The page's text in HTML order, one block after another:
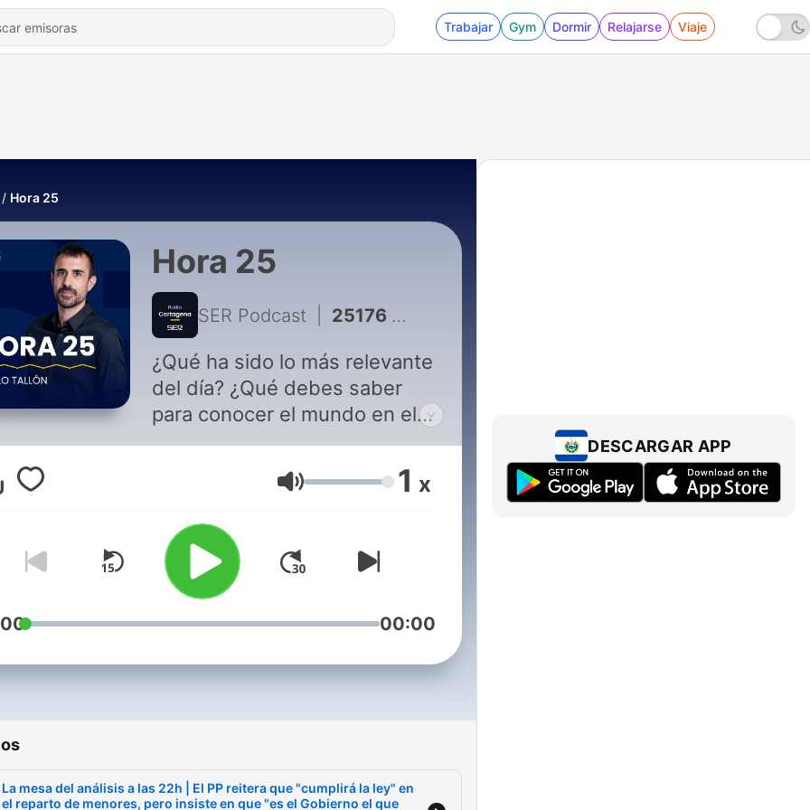
Trabajar Gym Dormir Relajarse Viaje
Hora 25
Hora 25
SER Podcast 25176 - La mesa del análisis a las 22h | El PP reitera que "cumplirá la ley" en el reparto de menores, pero insiste en que "es el Gobierno el que tiene que resolver la situación"
¿Qué ha sido lo más relevante
del día? ¿Qué debes saber
para conocer el mundo en el
que vives? Analizamos la
actualidad de las últimas horas
en el informativo nocturno de
referencia y profundiza en las
noticias sobre las que has oído
hablar durante el día. Pablo
Simón, Esther Palomera, Enric
Juliana, Lucía Méndez y
lunes a viernes a las 20:00 y a
Volumen 1 x
00:00
La mesa del análisis a las 22h | El PP reitera que "cumplirá la ley" en
el reparto de menores, pero insiste en que "es el Gobierno el que
DESCARGAR APP